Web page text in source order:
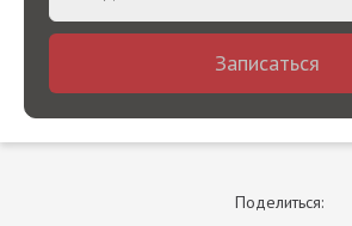
Записаться
Поделиться: